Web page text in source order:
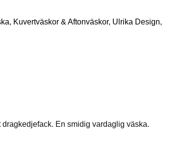
, Kuvertväskor & Aftonväskor, Ulrika Design,
En smidig vardaglig väska.